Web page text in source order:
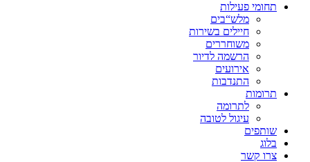
תחומי פעילות
מלש“בים
חיילים בשירות
משוחררים
הרשמה לדיור
אירועים
התנדבות
תרומות
לתרומה
עיגול לטובה
שותפים
בלוג
צרו קשר